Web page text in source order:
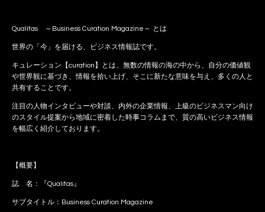
Qualitas ～Business Curation Magazine～ とは
世界の「今」を届ける、ビジネス情報誌です。
キュレーション【curation】とは、無数の情報の海の中から、自分の価値観
や世界観に基づき、情報を拾い上げ、そこに新たな意味を与え、多くの人と
共有することです。
注目の人物インタビューや対談、内外の企業情報、上級のビジネスマン向け
のスタイル提案から地域に密着した時事コラムまで、質の高いビジネス情報
を幅広く紹介しております。
【概要】
誌 名：『Qualitas』
サブタイトル：Business Curation Magazine